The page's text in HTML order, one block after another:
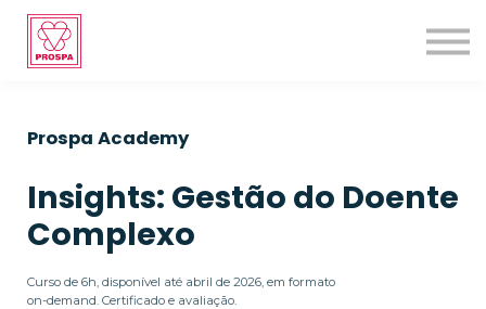
Prospa Academy
Insights: Gestão do Doente
Complexo
Curso de 6h, disponível até abril de 2026, em formato
on-demand. Certificado e avaliação.